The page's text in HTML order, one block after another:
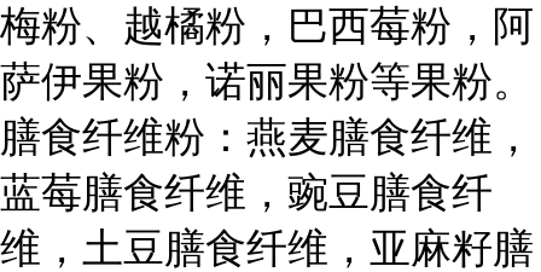
梅粉、越橘粉，巴西莓粉，阿
萨伊果粉，诺丽果粉等果粉。
膳食纤维粉：燕麦膳食纤维，
蓝莓膳食纤维，豌豆膳食纤
维，土豆膳食纤维，亚麻籽膳